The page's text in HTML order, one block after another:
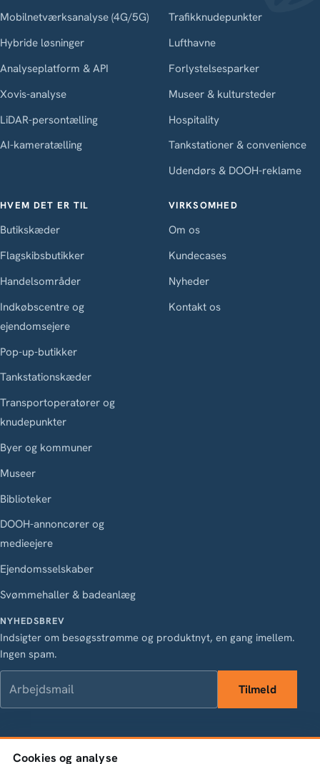
Mobilnetværksanalyse (4G/5G)
Hybride løsninger
Analyseplatform & API
Xovis-analyse
LiDAR-persontælling
AI-kameratælling
Trafikknudepunkter
Lufthavne
Forlystelsesparker
Museer & kultursteder
Hospitality
Tankstationer & convenience
Udendørs & DOOH-reklame
HVEM DET ER TIL
Butikskæder
Flagskibsbutikker
Handelsområder
Indkøbscentre og
ejendomsejere
Pop-up-butikker
Tankstationskæder
Transportoperatører og
knudepunkter
Byer og kommuner
Museer
Biblioteker
DOOH-annoncører og
medieejere
Ejendomsselskaber
Svømmehaller & badeanlæg
VIRKSOMHED
Om os
Kundecases
Nyheder
Kontakt os
NYHEDSBREV
Indsigter om besøgsstrømme og produktnyt, en gang imellem.
Ingen spam.
Tilmeld
LinkedIn Instagram
Cookies og analyse